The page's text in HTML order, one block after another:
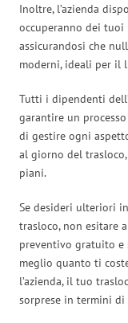
Inoltre, l’azienda
occuperanno dei
assicurandosi che
moderni, ideali per il
Tutti i dipendenti
garantire un
di gestire ogni
al giorno del
piani.
Se desideri ulteriori
trasloco, non esitare
preventivo gratuito e
meglio quanto ti
l’azienda, il tuo
sorprese in termini di